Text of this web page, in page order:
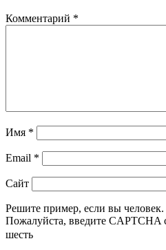
Комментарий *
Имя *
Email *
Сайт
Решите пример, если вы человек.
Пожалуйста, введите CAPTCHA
шесть